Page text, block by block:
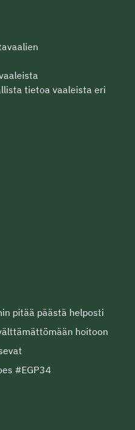
tietoa vaaleista eri
pitää päästä helposti
hoitoon
#EGP34